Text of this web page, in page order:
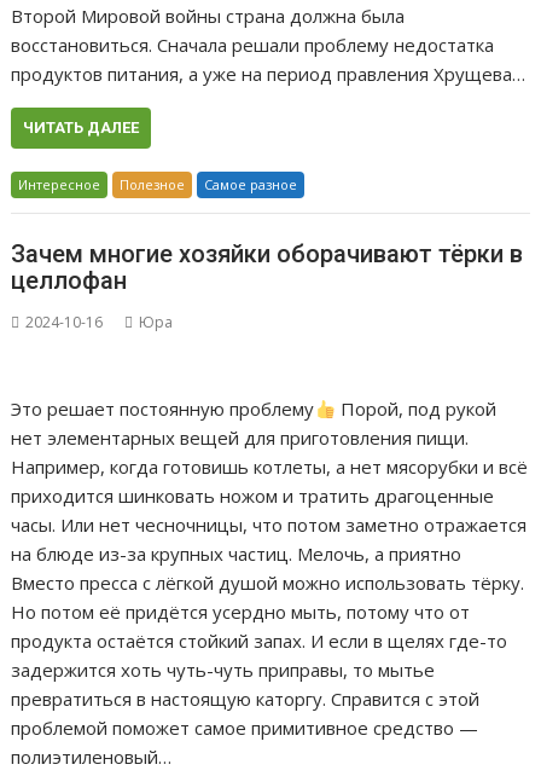
Второй Мировой войны страна должна была
восстановиться. Сначала решали проблему недостатка
продуктов питания, а уже на период правления Хрущева…
ЧИТАТЬ ДАЛЕЕ
Интересное Полезное Самое разное
Зачем многие хозяйки оборачивают тёрки в
целлофан
2024-10-16 Юра
Это решает постоянную проблему
Порой, под рукой
нет элементарных вещей для приготовления пищи.
Например, когда готовишь котлеты, а нет мясорубки и всё
приходится шинковать ножом и тратить драгоценные
часы. Или нет чесночницы, что потом заметно отражается
на блюде из-за крупных частиц. Мелочь, а приятно
Вместо пресса с лёгкой душой можно использовать тёрку.
Но потом её придётся усердно мыть, потому что от
продукта остаётся стойкий запах. И если в щелях где-то
задержится хоть чуть-чуть приправы, то мытье
превратиться в настоящую каторгу. Справится с этой
проблемой поможет самое примитивное средство —
полиэтиленовый…